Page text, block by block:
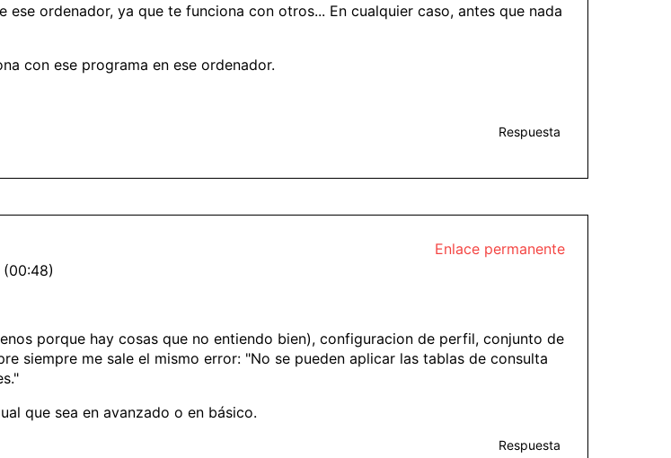
ordenador, ya que te funciona con otros... En cualquier caso, antes que nada
con ese programa en ese ordenador.
Respuesta
Enlace permanente
(00:48)
porque hay cosas que no entiendo bien), configuracion de perfil, conjunto de
siempre me sale el mismo error: "No se pueden aplicar las tablas de consulta
que sea en avanzado o en básico.
Respuesta